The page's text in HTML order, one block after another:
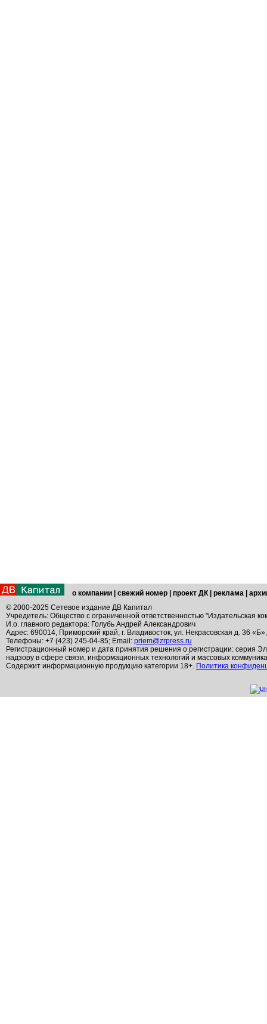
о компании свежий номер проект ДК реклама
© 2000-2025 Сетевое издание ДВ Капитал
Учредитель: Общество с ограниченной ответственностью "Издательская
И.о. главного редактора: Голубь Андрей Александрович
Адрес: 690014, Приморский край, г. Владивосток, ул. Некрасовская д. 36
Телефоны: +7 (423) 245-04-85; Email: priem@zrpress.ru
Регистрационный номер и дата принятия решения о регистрации: серия
надзору в сфере связи, информационных технологий и массовых
Содержит информационную продукцию категории 18+. Политика